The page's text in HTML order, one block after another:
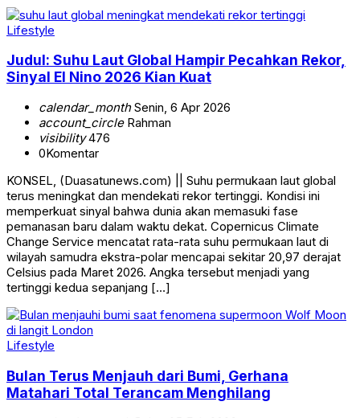
Lifestyle
Judul: Suhu Laut Global Hampir Pecahkan Rekor,
Sinyal El Nino 2026 Kian Kuat
calendar_monthSenin, 6 Apr 2026
account_circleRahman
visibility476
0Komentar
KONSEL, (Duasatunews.com) || Suhu permukaan laut global
terus meningkat dan mendekati rekor tertinggi. Kondisi ini
memperkuat sinyal bahwa dunia akan memasuki fase
pemanasan baru dalam waktu dekat. Copernicus Climate
Change Service mencatat rata-rata suhu permukaan laut di
wilayah samudra ekstra-polar mencapai sekitar 20,97 derajat
Celsius pada Maret 2026. Angka tersebut menjadi yang
tertinggi kedua sepanjang […]
Lifestyle
Bulan Terus Menjauh dari Bumi, Gerhana
Matahari Total Terancam Menghilang